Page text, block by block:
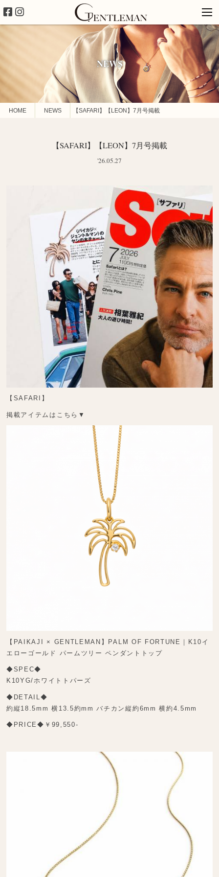
NEWS
HOME NEWS 【SAFARI】【LEON】7月号掲載
【SAFARI】【LEON】7月号掲載
'26.05.27
【SAFARI】
掲載アイテムはこちら▼
【PAIKAJI × GENTLEMAN】PALM OF FORTUNE｜K10イ
エローゴールド パームツリー ペンダントトップ
◆SPEC◆
K10YG/ホワイトトパーズ
◆DETAIL◆
約縦18.5mm 横13.5約mm バチカン縦約6mm 横約4.5mm
◆PRICE◆￥99,550-